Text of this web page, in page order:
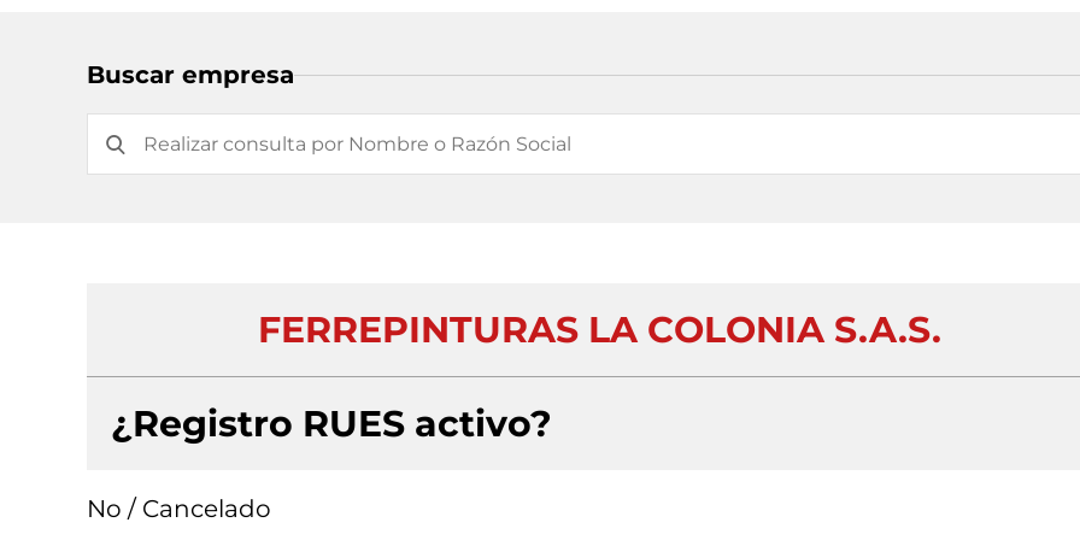
Buscar empresa
FERREPINTURAS LA COLONIA S.A.S.
¿Registro RUES activo?
No / Cancelado